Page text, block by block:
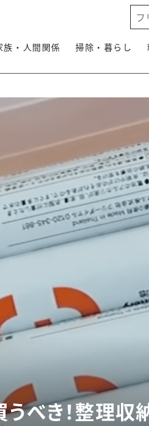
族・人間関係 掃除・暮らし
べき！整理収